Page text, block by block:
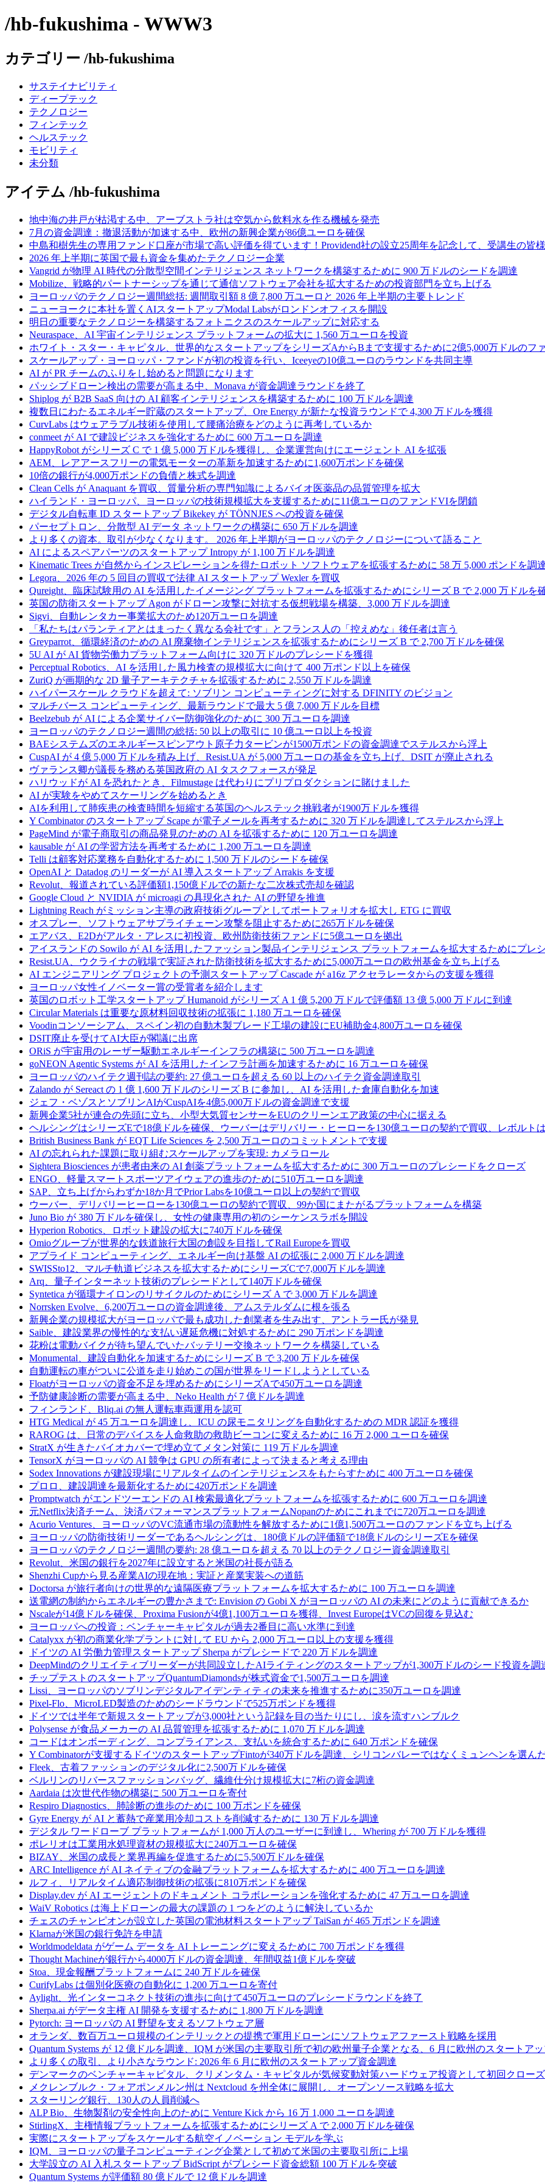
/hb-fukushima - WWW3
カテゴリー /hb-fukushima
サステイナビリティ
ディープテック
テクノロジー
フィンテック
ヘルステック
モビリティ
未分類
アイテム /hb-fukushima
地中海の井戸が枯渇する中、アーブストラ社は空気から飲料水を作る機械を発売
7月の資金調達：撤退活動が加速する中、欧州の新興企業が86億ユーロを確保
中島和樹先生の専用ファンド口座が市場で高い評価を得ています！Providend社の設立25周年を記念して、受講生の皆
2026 年上半期に英国で最も資金を集めたテクノロジー企業
Vangrid が物理 AI 時代の分散型空間インテリジェンス ネットワークを構築するために 900 万ドルのシードを調達
Mobilize、戦略的パートナーシップを通じて通信ソフトウェア会社を拡大するための投資部門を立ち上げる
ヨーロッパのテクノロジー週間総括: 週間取引額 8 億 7,800 万ユーロと 2026 年上半期の主要トレンド
ニューヨークに本社を置くAIスタートアップModal Labsがロンドンオフィスを開設
明日の重要なテクノロジーを構築するフォトニクスのスケールアップに対応する
Neuraspace、AI 宇宙インテリジェンス プラットフォームの拡大に 1,560 万ユーロを投資
ホワイト・スター・キャピタル、世界的なスタートアップをシリーズAからBまで支援するために2億5,000万ドルのフ
スケールアップ・ヨーロッパ・ファンドが初の投資を行い、Iceeyeの10億ユーロのラウンドを共同主導
AI が PR チームのふりをし始めると問題になります
パッシブドローン検出の需要が高まる中、Monava が資金調達ラウンドを終了
Shiplog が B2B SaaS 向けの AI 顧客インテリジェンスを構築するために 100 万ドルを調達
複数日にわたるエネルギー貯蔵のスタートアップ、Ore Energy が新たな投資ラウンドで 4,300 万ドルを獲得
CurvLabs はウェアラブル技術を使用して腰痛治療をどのように再考しているか
conmeet が AI で建設ビジネスを強化するために 600 万ユーロを調達
HappyRobot がシリーズ C で 1 億 5,000 万ドルを獲得し、企業運営向けにエージェント AI を拡張
AEM、レアアースフリーの電気モーターの革新を加速するために1,600万ポンドを確保
10倍の銀行が4,000万ポンドの負債と株式を調達
Clean Cells が Anaquant を買収、質量分析の専門知識によるバイオ医薬品の品質管理を拡大
ハイランド・ヨーロッパ、ヨーロッパの技術規模拡大を支援するために11億ユーロのファンドVIを閉鎖
デジタル自転車 ID スタートアップ Bikekey が TÖNNJES への投資を確保
パーセプトロン、分散型 AI データ ネットワークの構築に 650 万ドルを調達
より多くの資本。取引が少なくなります。 2026 年上半期がヨーロッパのテクノロジーについて語ること
AI によるスペアパーツのスタートアップ Intropy が 1,100 万ドルを調達
Kinematic Trees が自然からインスピレーションを得たロボット ソフトウェアを拡張するために 58 万 5,000 ポンドを調
Legora、2026 年の 5 回目の買収で法律 AI スタートアップ Wexler を買収
Qureight、臨床試験用の AI を活用したイメージング プラットフォームを拡張するためにシリーズ B で 2,000 万ドルを
英国の防衛スタートアップ Agon がドローン攻撃に対抗する仮想戦場を構築、3,000 万ドルを調達
Sigvi、自動レンタカー事業拡大のため120万ユーロを調達
「私たちはパランティアとはまったく異なる会社です」とフランス人の「控えめな」後任者は言う
Greyparrot、循環経済のための AI 廃棄物インテリジェンスを拡張するためにシリーズ B で 2,700 万ドルを確保
5U AI が AI 貨物労働力プラットフォーム向けに 320 万ドルのプレシードを獲得
Perceptual Robotics、AI を活用した風力検査の規模拡大に向けて 400 万ポンド以上を確保
ZuriQ が画期的な 2D 量子アーキテクチャを拡張するために 2,550 万ドルを調達
ハイパースケール クラウドを超えて: ソブリン コンピューティングに対する DFINITY のビジョン
マルチバース コンピューティング、最新ラウンドで最大 5 億 7,000 万ドルを目標
Beelzebub が AI による企業サイバー防御強化のために 300 万ユーロを調達
ヨーロッパのテクノロジー週間の総括: 50 以上の取引に 10 億ユーロ以上を投資
BAEシステムズのエネルギースピンアウト原子力タービンが1500万ポンドの資金調達でステルスから浮上
CuspAI が 4 億 5,000 万ドルを積み上げ、Resist.UA が 5,000 万ユーロの基金を立ち上げ、DSIT が廃止される
ヴァランス卿が議長を務める英国政府の AI タスクフォースが発足
ハリウッドが AI を恐れたとき、Filmustage は代わりにプリプロダクションに賭けました
AI が実験をやめてスケーリングを始めるとき
AIを利用して肺疾患の検査時間を短縮する英国のヘルステック挑戦者が1900万ドルを獲得
Y Combinator のスタートアップ Scape が電子メールを再考するために 320 万ドルを調達してステルスから浮上
PageMind が電子商取引の商品発見のための AI を拡張するために 120 万ユーロを調達
kausable が AI の学習方法を再考するために 1,200 万ユーロを調達
Telli は顧客対応業務を自動化するために 1,500 万ドルのシードを確保
OpenAI と Datadog のリーダーが AI 導入スタートアップ Arrakis を支援
Revolut、報道されている評価額1,150億ドルでの新たな二次株式売却を確認
Google Cloud と NVIDIA が microagi の具現化された AI の野望を推進
Lightning Reach がミッション主導の政府技術グループとしてポートフォリオを拡大し ETG に買収
オスプレー、ソフトウェアサプライチェーン攻撃を阻止するために265万ドルを確保
エアバス、E2Dがアルタ・アレスに初投資、欧州防衛技術ファンドに5億ユーロを拠出
アイスランドの Sowilo が AI を活用したファッション製品インテリジェンス プラットフォームを拡大するためにプレ
Resist.UA、ウクライナの戦場で実証された防衛技術を拡大するために5,000万ユーロの欧州基金を立ち上げる
AI エンジニアリング プロジェクトの予測スタートアップ Cascade が a16z アクセラレータからの支援を獲得
ヨーロッパ女性イノベーター賞の受賞者を紹介します
英国のロボット工学スタートアップ Humanoid がシリーズ A 1 億 5,200 万ドルで評価額 13 億 5,000 万ドルに到達
Circular Materials は重要な原材料回収技術の拡張に 1,180 万ユーロを確保
Voodinコンソーシアム、スペイン初の自動木製ブレード工場の建設にEU補助金4,800万ユーロを確保
DSIT廃止を受けてAI大臣が閣議に出席
ORiS が宇宙用のレーザー駆動エネルギーインフラの構築に 500 万ユーロを調達
goNEON Agentic Systems が AI を活用したインフラ計画を加速するために 16 万ユーロを確保
ヨーロッパのハイテク週刊誌の要約: 27 億ユーロを超える 60 以上のハイテク資金調達取引
Zalando が Sereact の 1 億 1,600 万ドルのシリーズ B に参加し、AI を活用した倉庫自動化を加速
ジェフ・ベゾスとソブリンAIがCuspAIを4億5,000万ドルの資金調達で支援
新興企業5社が連合の先頭に立ち、小型大気質センサーをEUのクリーンエア政策の中心に据える
ヘルシングはシリーズEで18億ドルを確保、ウーバーはデリバリー・ヒーローを130億ユーロの契約で買収、レボルト
British Business Bank が EQT Life Sciences を 2,500 万ユーロのコミットメントで支援
AI の忘れられた課題に取り組むスケールアップを実現: カメラロール
Sightera Biosciences が患者由来の AI 創薬プラットフォームを拡大するために 300 万ユーロのプレシードをクローズ
ENGO、軽量スマートスポーツアイウェアの進歩のために510万ユーロを調達
SAP、立ち上げからわずか18か月でPrior Labsを10億ユーロ以上の契約で買収
ウーバー、デリバリーヒーローを130億ユーロの契約で買収、99か国にまたがるプラットフォームを構築
Juno Bio が 380 万ドルを確保し、女性の健康専用の初のシーケンスラボを開設
Hyperion Robotics、ロボット建設の拡大に740万ドルを確保
Omioグループが世界的な鉄道旅行大国の創設を目指してRail Europeを買収
アプライド コンピューティング、エネルギー向け基盤 AI の拡張に 2,000 万ドルを調達
SWISSto12、マルチ軌道ビジネスを拡大するためにシリーズCで7,000万ドルを調達
Arq、量子インターネット技術のプレシードとして140万ドルを確保
Syntetica が循環ナイロンのリサイクルのためにシリーズ A で 3,000 万ドルを調達
Norrsken Evolve、6,200万ユーロの資金調達後、アムステルダムに根を張る
新興企業の規模拡大がヨーロッパで最も成功した創業者を生み出す、アントラー氏が発見
Saible、建設業界の慢性的な支払い遅延危機に対処するために 290 万ポンドを調達
花粉は電動バイクが待ち望んでいたバッテリー交換ネットワークを構築している
Monumental、建設自動化を加速するためにシリーズ B で 3,200 万ドルを確保
自動運転の車がついに公道を走り始めこの国が世界をリードしようとしている
Floatがヨーロッパの資金不足を埋めるためにシリーズAで450万ユーロを調達
予防健康診断の需要が高まる中、Neko Health が 7 億ドルを調達
フィンランド、Bliq.ai の無人運転車両運用を認可
HTG Medical が 45 万ユーロを調達し、ICU の尿モニタリングを自動化するための MDR 認証を獲得
RAROG は、日常のデバイスを人命救助の救助ビーコンに変えるために 16 万 2,000 ユーロを確保
StratX が生きたバイオカバーで埋め立てメタン対策に 119 万ドルを調達
TensorX がヨーロッパの AI 競争は GPU の所有者によって決まると考える理由
Sodex Innovations が建設現場にリアルタイムのインテリジェンスをもたらすために 400 万ユーロを確保
プロロ、建設調達を最新化するために420万ポンドを調達
Promptwatch がエンドツーエンドの AI 検索最適化プラットフォームを拡張するために 600 万ユーロを調達
元Netflix決済チーム、決済パフォーマンスプラットフォームNopanのためにこれまでに720万ユーロを調達
Acurio Ventures、ヨーロッパのVC流通市場の流動性を解放するために1億1,500万ユーロのファンドを立ち上げる
ヨーロッパの防衛技術リーダーであるヘルシングは、180億ドルの評価額で18億ドルのシリーズEを確保
ヨーロッパのテクノロジー週間の要約: 28 億ユーロを超える 70 以上のテクノロジー資金調達取引
Revolut、米国の銀行を2027年に設立すると米国の社長が語る
Shenzhi Cupから見る産業AIの現在地：実証と産業実装への道筋
Doctorsa が旅行者向けの世界的な遠隔医療プラットフォームを拡大するために 100 万ユーロを調達
送電網の制約からエネルギーの豊かさまで: Envision の Gobi X がヨーロッパの AI の未来にどのように貢献できるか
Nscaleが14億ドルを確保、Proxima Fusionが4億1,100万ユーロを獲得、Invest EuropeはVCの回復を見込む
ヨーロッパへの投資：ベンチャーキャピタルが過去2番目に高い水準に到達
Catalyxx が初の商業化学プラントに対して EU から 2,000 万ユーロ以上の支援を獲得
ドイツの AI 労働力管理スタートアップ Sherpa がプレシードで 220 万ドルを調達
DeepMindのクリエイティブリーダーが共同設立したAIライティングのスタートアップが1,300万ドルのシード投資を調
チップテストのスタートアップQuantumDiamondsが株式資金で1,500万ユーロを調達
Lissi、ヨーロッパのソブリンデジタルアイデンティティの未来を推進するために350万ユーロを調達
Pixel-Flo、MicroLED製造のためのシードラウンドで525万ポンドを獲得
ドイツでは半年で新規スタートアップが3,000社という記録を目の当たりにし、涙を流すハンブルク
Polysense が食品メーカーの AI 品質管理を拡張するために 1,070 万ドルを調達
コードはオンボーディング、コンプライアンス、支払いを統合するために 640 万ポンドを確保
Y Combinatorが支援するドイツのスタートアップFintoが340万ドルを調達、シリコンバレーではなくミュンヘンを選ん
Fleek、古着ファッションのデジタル化に2,500万ドルを確保
ベルリンのリバースファッションバッグ、繊維仕分け規模拡大に7桁の資金調達
Aardaia は次世代作物の構築に 500 万ユーロを寄付
Respiro Diagnostics、肺診断の進歩のために 100 万ポンドを確保
Gyre Energy が AI と蓄熱で産業用冷却コストを削減するために 130 万ドルを調達
デジタル ワードローブ プラットフォームが 1,000 万人のユーザーに到達し、Whering が 700 万ドルを獲得
ポレリオは工業用水処理資材の規模拡大に240万ユーロを確保
BIZAY、米国の成長と業界再編を促進するために5,500万ドルを確保
ARC Intelligence が AI ネイティブの金融プラットフォームを拡大するために 400 万ユーロを調達
ルフィ、リアルタイム適応制御技術の拡張に810万ポンドを確保
Display.dev が AI エージェントのドキュメント コラボレーションを強化するために 47 万ユーロを調達
WaiV Robotics は海上ドローンの最大の課題の 1 つをどのように解決しているか
チェスのチャンピオンが設立した英国の電池材料スタートアップ TaiSan が 465 万ポンドを調達
Klarnaが米国の銀行免許を申請
Worldmodeldata がゲーム データを AI トレーニングに変えるために 700 万ポンドを獲得
Thought Machineが銀行から4000万ドルの資金調達、年間収益1億ドルを突破
Stoa、現金報酬プラットフォームに 240 万ドルを確保
CurifyLabs は個別化医療の自動化に 1,200 万ユーロを寄付
Aylight、光インターコネクト技術の進歩に向けて450万ユーロのプレシードラウンドを終了
Sherpa.ai がデータ主権 AI 開発を支援するために 1,800 万ドルを調達
Pytorch: ヨーロッパの AI 野望を支えるソフトウェア層
オランダ、数百万ユーロ規模のインテリックとの提携で軍用ドローンにソフトウェアファースト戦略を採用
Quantum Systems が 12 億ドルを調達、IQM が米国の主要取引所で初の欧州量子企業となる、6 月に欧州のスタートア
より多くの取引、より小さなラウンド: 2026 年 6 月に欧州のスタートアップ資金調達
デンマークのベンチャーキャピタル、クリメンタム・キャピタルが気候変動対策ハードウェア投資として初回クロー
メクレンブルク・フォアポンメルン州は Nextcloud を州全体に展開し、オープンソース戦略を拡大
スターリング銀行、130人の人員削減へ
ALP Bio、生物製剤の安全性向上のために Venture Kick から 16 万 1,000 ユーロを調達
StirlingX、主権情報プラットフォームを拡張するためにシリーズ A で 2,000 万ドルを確保
実際にスタートアップをスケールする航空イノベーション モデルを学ぶ
IQM、ヨーロッパの量子コンピューティング企業として初めて米国の主要取引所に上場
大学設立の AI 入札スタートアップ BidScript がプレシード資金総額 100 万ドルを突破
Quantum Systems が評価額 80 億ドルで 12 億ドルを調達